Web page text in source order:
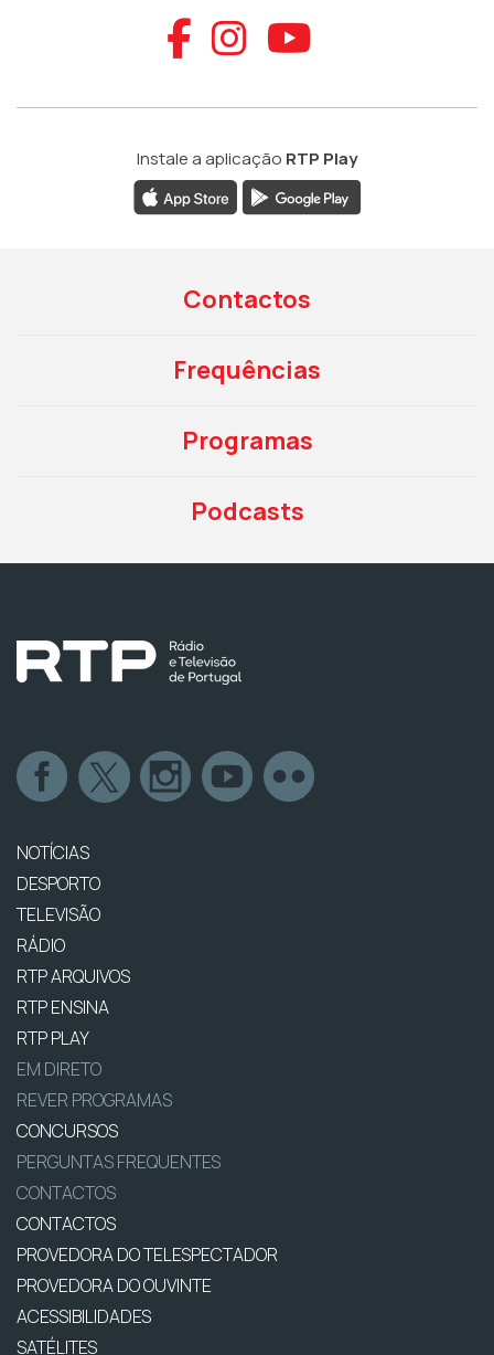
Aceder ao
Aceder ao
Aceder
Instale a aplicação RTP Play
Contactos
Frequências
Programas
Podcasts
NOTÍCIAS
DESPORTO
TELEVISÃO
RÁDIO
RTP ARQUIVOS
RTP ENSINA
RTP PLAY
EM DIRETO
REVER PROGRAMAS
CONCURSOS
PERGUNTAS FREQUENTES
CONTACTOS
CONTACTOS
PROVEDORA DO TELESPECTADOR
PROVEDORA DO OUVINTE
ACESSIBILIDADES
SATÉLITES